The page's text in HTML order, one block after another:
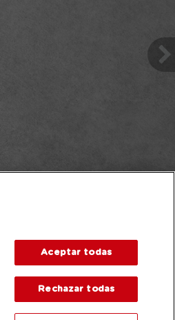
Aceptar todas
Rechazar todas